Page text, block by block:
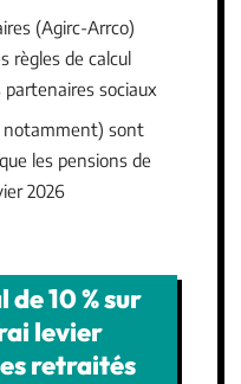
(Agirc-Arrco)
règles de calcul
sociaux
notamment) sont
les pensions de
2026
10 % sur
levier
retraités